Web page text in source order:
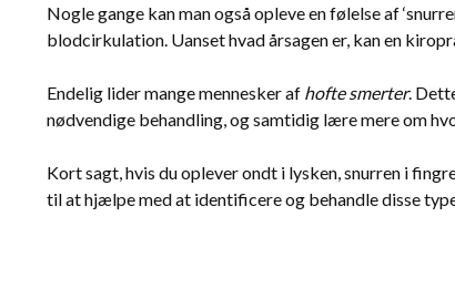
Nogle gange kan man også opleve en følelse af
blodcirkulation. Uanset hvad årsagen er, kan en
Endelig lider mange mennesker af hofte smerter.
nødvendige behandling, og samtidig lære mere om
Kort sagt, hvis du oplever ondt i lysken, snurren i
til at hjælpe med at identificere og behandle disse